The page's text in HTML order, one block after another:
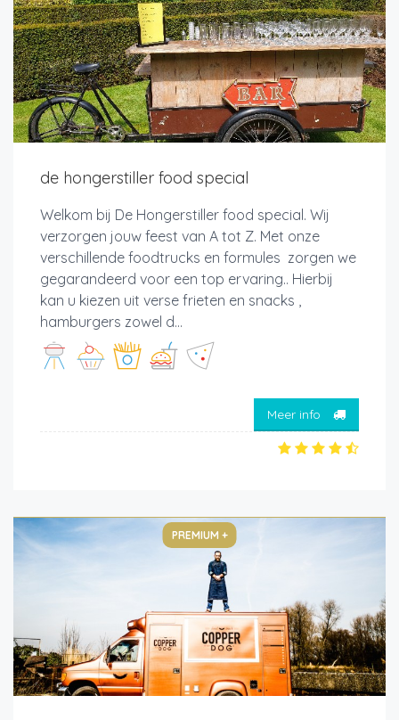
de hongerstiller food special
Welkom bij De Hongerstiller food special. Wij
verzorgen jouw feest van A tot Z. Met onze
verschillende foodtrucks en formules zorgen we
gegarandeerd voor een top ervaring.. Hierbij
kan u kiezen uit verse frieten en snacks ,
hamburgers zowel d...
Meer info
PREMIUM +